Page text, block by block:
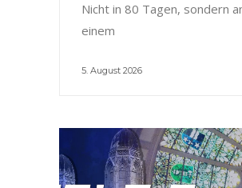
Nicht in 80 Tagen, sondern
einem
5. August 2026